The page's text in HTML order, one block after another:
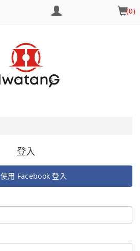
會
員
中
購
物
車
(0)
登入
使用 Facebook 登入